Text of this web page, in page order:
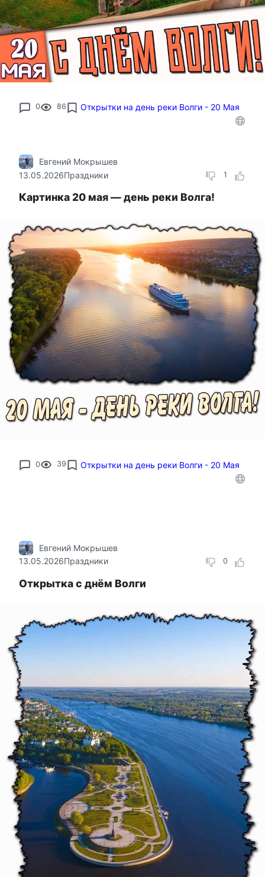
0 86 Открытки на день реки Волги - 20 Мая
1
Евгений Мокрышев
13.05.2026Праздники
Картинка 20 мая — день реки Волга!
0 39 Открытки на день реки Волги - 20 Мая
0
Евгений Мокрышев
13.05.2026Праздники
Открытка с днём Волги